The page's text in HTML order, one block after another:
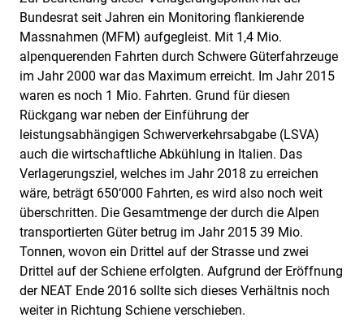
Bundesrat seit Jahren ein Monitoring flankierende
Massnahmen (MFM) aufgegleist. Mit 1,4 Mio.
alpenquerenden Fahrten durch Schwere Güterfahrzeuge
im Jahr 2000 war das Maximum erreicht. Im Jahr 2015
waren es noch 1 Mio. Fahrten. Grund für diesen
Rückgang war neben der Einführung der
leistungsabhängigen Schwerverkehrsabgabe (LSVA)
auch die wirtschaftliche Abkühlung in Italien. Das
Verlagerungsziel, welches im Jahr 2018 zu erreichen
wäre, beträgt 650‘000 Fahrten, es wird also noch weit
überschritten. Die Gesamtmenge der durch die Alpen
transportierten Güter betrug im Jahr 2015 39 Mio.
Tonnen, wovon ein Drittel auf der Strasse und zwei
Drittel auf der Schiene erfolgten. Aufgrund der Eröffnung
der NEAT Ende 2016 sollte sich dieses Verhältnis noch
weiter in Richtung Schiene verschieben.